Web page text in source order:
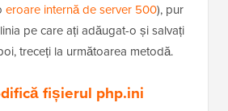
eroare internă de server 500), pur
pe care ați adăugat-o și salvați
treceți la următoarea metodă.
fișierul php.ini